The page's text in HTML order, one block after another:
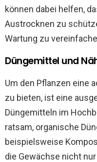
können dabei helfen,
Austrocknen zu
Wartung zu
Düngemittel und
Um den Pflanzen eine
zu bieten, ist eine
Düngemitteln im
ratsam, organische
beispielsweise
die Gewächse nicht